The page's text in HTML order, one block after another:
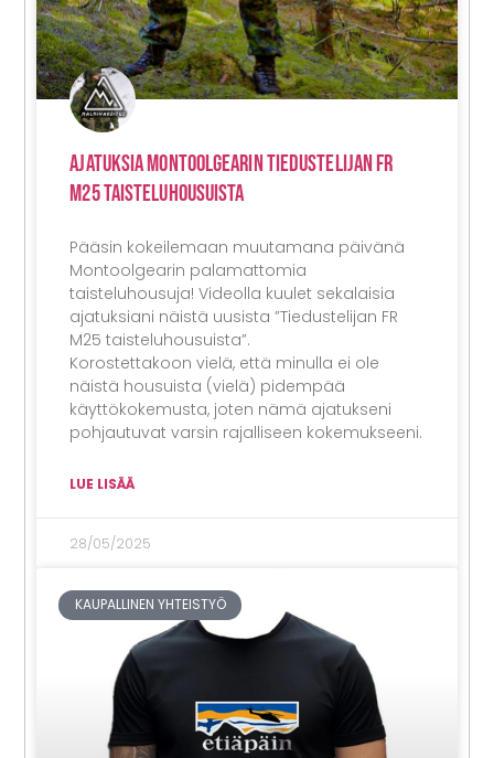
Ajatuksia Montoolgearin Tiedustelijan FR
M25 Taisteluhousuista
Pääsin kokeilemaan muutamana päivänä
Montoolgearin palamattomia
taisteluhousuja! Videolla kuulet sekalaisia
ajatuksiani näistä uusista ”Tiedustelijan FR
M25 taisteluhousuista”.
Korostettakoon vielä, että minulla ei ole
näistä housuista (vielä) pidempää
käyttökokemusta, joten nämä ajatukseni
pohjautuvat varsin rajalliseen kokemukseeni.
LUE LISÄÄ
28/05/2025
KAUPALLINEN YHTEISTYÖ